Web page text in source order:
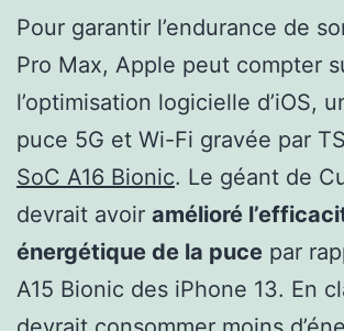
Pour garantir l’endurance de
Pro Max, Apple peut compter
l’optimisation logicielle d’iOS,
puce 5G et Wi-Fi gravée par
SoC A16 Bionic. Le géant de
devrait avoir amélioré
énergétique de la puce par
A15 Bionic des iPhone 13. En